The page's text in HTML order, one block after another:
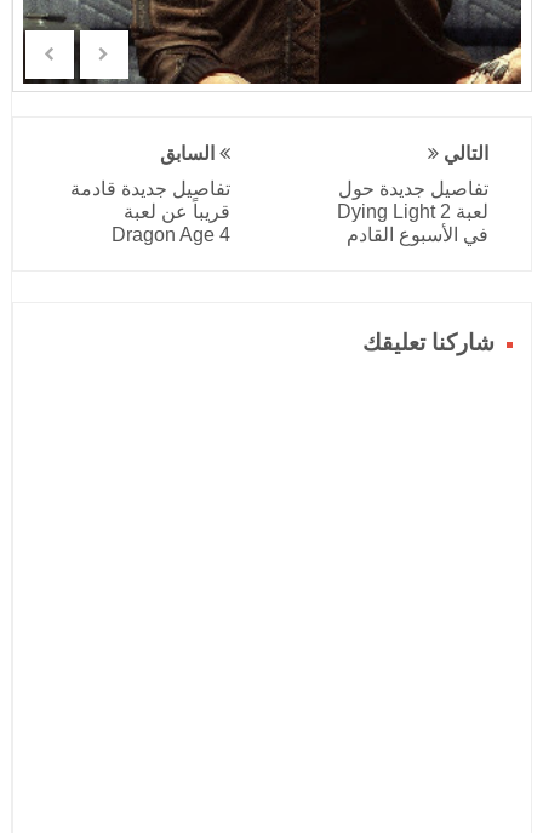
التالي
تفاصيل جديدة حول
لعبة Dying Light 2
في الأسبوع القادم
السابق
تفاصيل جديدة قادمة
قريباً عن لعبة
Dragon Age 4
شاركنا تعليقك